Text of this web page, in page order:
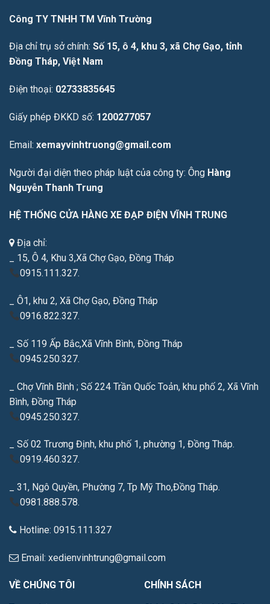
Công TY TNHH TM Vĩnh Trường
Địa chỉ trụ sở chính: Số 15, ô 4, khu 3, xã Chợ Gạo, tỉnh
Đồng Tháp, Việt Nam
Điện thoại: 02733835645
Giấy phép ĐKKD số: 1200277057
Email: xemayvinhtruong@gmail.com
Người đại diện theo pháp luật của công ty: Ông Hàng
Nguyễn Thanh Trung
HỆ THỐNG CỬA HÀNG XE ĐẠP ĐIỆN VĨNH TRUNG
Địa chỉ:
_ 15, Ô 4, Khu 3,Xã Chợ Gạo, Đồng Tháp
0915.111.327.
_ Ô1, khu 2, Xã Chợ Gạo, Đồng Tháp
0916.822.327.
_ Số 119 Ấp Bắc,Xã Vĩnh Bình, Đồng Tháp
0945.250.327.
_ Chợ Vĩnh Bình ; Số 224 Trần Quốc Toản, khu phố 2, Xã Vĩnh
Bình, Đồng Tháp
0945.250.327.
_ Số 02 Trương Định, khu phố 1, phường 1, Đồng Tháp.
0919.460.327.
_ 31, Ngô Quyền, Phường 7, Tp Mỹ Tho,Đồng Tháp.
0981.888.578.
Hotline: 0915.111.327
Email: xedienvinhtrung@gmail.com
VỀ CHÚNG TÔI CHÍNH SÁCH